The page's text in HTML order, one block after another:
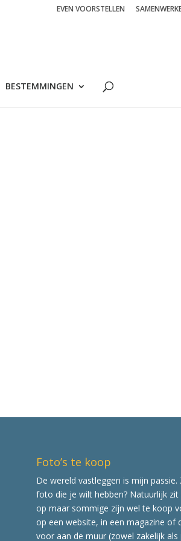
EVEN VOORSTELLEN
BESTEMMINGEN
Foto’s te koop
De wereld vastleggen is mijn passie.
foto die je wilt hebben? Natuurlijk
op maar sommige zijn wel te koop
op een website, in een magazine of
voor aan de muur (zowel zakelijk als